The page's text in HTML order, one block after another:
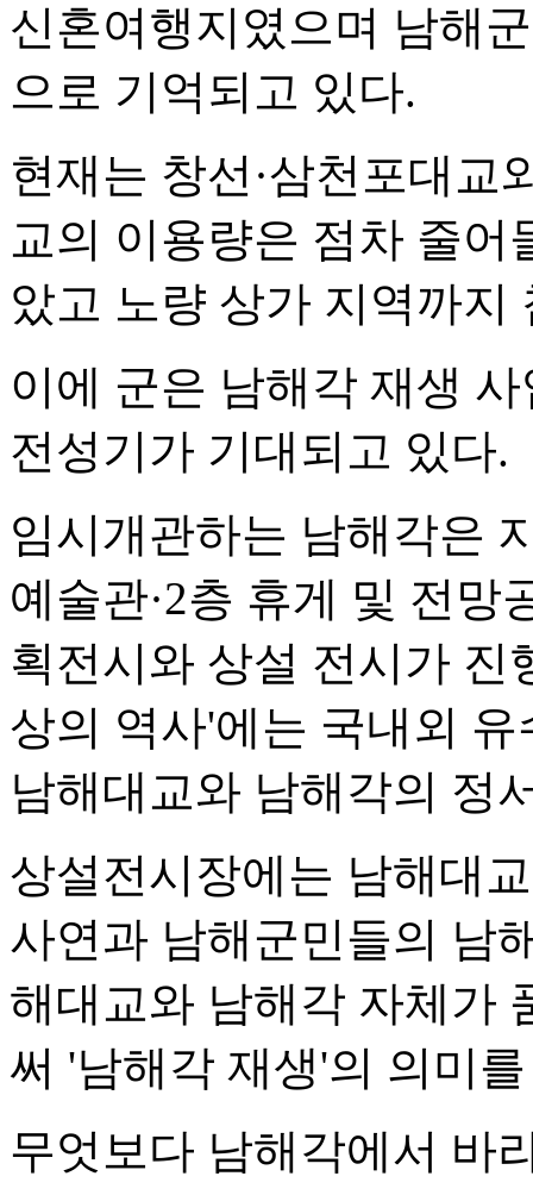
신혼여행지였으며 남해
으로 기억되고 있다.
현재는 창선·삼천포대교
교의 이용량은 점차 줄
았고 노량 상가 지역까지
이에 군은 남해각 재생
전성기가 기대되고 있다.
임시개관하는 남해각은
예술관·2층 휴게 및 전망
획전시와 상설 전시가 진
상의 역사'에는 국내외
남해대교와 남해각의 정
상설전시장에는 남해대
사연과 남해군민들의 남
해대교와 남해각 자체가
써 '남해각 재생'의 의미
무엇보다 남해각에서 바